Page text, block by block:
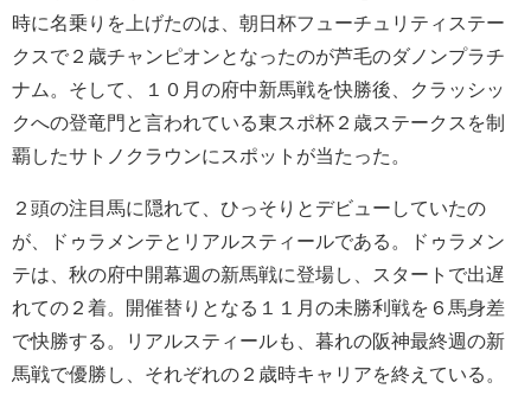
時に名乗りを上げたのは、朝日杯フューチュリティステー
クスで２歳チャンピオンとなったのが芦毛のダノンプラチ
ナム。そして、１０月の府中新馬戦を快勝後、クラッシッ
クへの登竜門と言われている東スポ杯２歳ステークスを制
覇したサトノクラウンにスポットが当たった。
２頭の注目馬に隠れて、ひっそりとデビューしていたの
が、ドゥラメンテとリアルスティールである。ドゥラメン
テは、秋の府中開幕週の新馬戦に登場し、スタートで出遅
れての２着。開催替りとなる１１月の未勝利戦を６馬身差
で快勝する。リアルスティールも、暮れの阪神最終週の新
馬戦で優勝し、それぞれの２歳時キャリアを終えている。